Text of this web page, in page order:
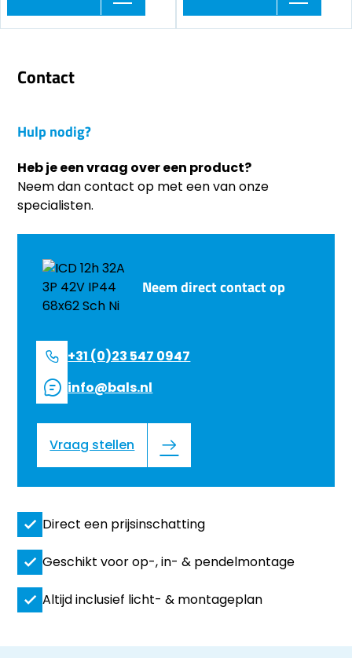
Contact
Hulp nodig?
Heb je een vraag over een product?
Neem dan contact op met een van onze
specialisten.
Neem direct contact op
+31 (0)23 547 0947
info@bals.nl
Vraag stellen
Direct een prijsinschatting
Geschikt voor op-, in- & pendelmontage
Altijd inclusief licht- & montageplan